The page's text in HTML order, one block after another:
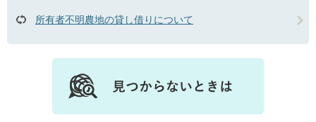
所有者不明農地の貸し借りについて